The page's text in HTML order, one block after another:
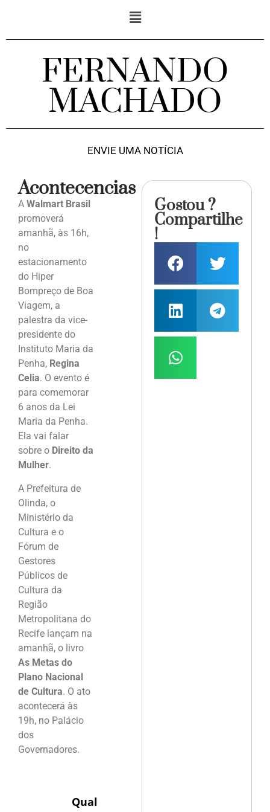
FERNANDO
MACHADO
ENVIE UMA NOTÍCIA
Acontecencias
A Walmart Brasil
promoverá
amanhã, às 16h,
no
estacionamento
do Hiper
Bompreço de Boa
Viagem, a
palestra da vice-
presidente do
Instituto Maria da
Penha, Regina
Celia. O evento é
para comemorar
6 anos da Lei
Maria da Penha.
Ela vai falar
sobre o Direito da
Mulher.
A Prefeitura de
Olinda, o
Ministério da
Cultura e o
Fórum de
Gestores
Públicos de
Cultura da
Região
Metropolitana do
Recife lançam na
amanhã, o livro
As Metas do
Plano Nacional
de Cultura. O ato
acontecerá às
19h, no Palácio
dos
Governadores.
Qual
Gostou ?
Compartilhe
!